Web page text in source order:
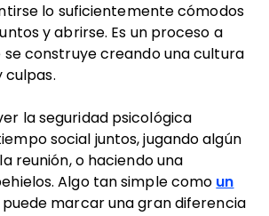
lo suficientemente cómodos
y abrirse. Es un proceso a
se construye creando una cultura
culpas.
la seguridad psicológica
social juntos, jugando algún
reunión, o haciendo una
Algo tan simple como un
puede marcar una gran diferencia